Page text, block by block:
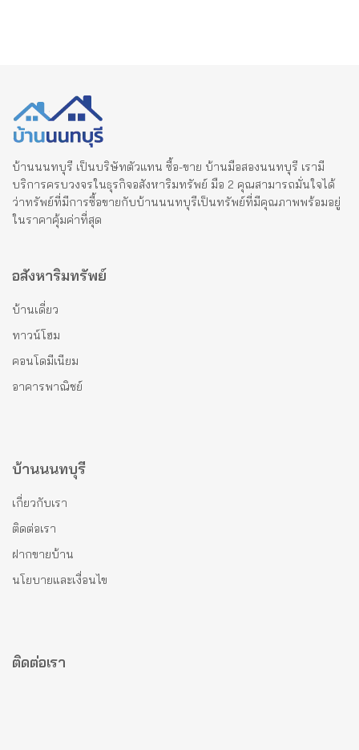
บ้านนนทบุรี เป็นบริษัทตัวแทน ซื้อ-ขาย บ้านมือสองนนทบุรี เรามี
บริการครบวงจรในธุรกิจอสังหาริมทรัพย์ มือ 2 คุณสามารถมั่นใจได้
ว่าทรัพย์ที่มีการซื้อขายกับบ้านนนทบุรีเป็นทรัพย์ที่มีคุณภาพพร้อมอยู่
ในราคาคุ้มค่าที่สุด
อสังหาริมทรัพย์
บ้านเดี่ยว
ทาวน์โฮม
คอนโดมีเนียม
อาคารพาณิชย์
บ้านนนทบุรี
เกี่ยวกับเรา
ติดต่อเรา
ฝากขายบ้าน
นโยบายและเงื่อนไข
ติดต่อเรา